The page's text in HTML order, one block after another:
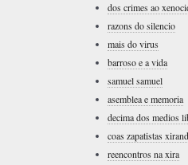
dos crimes ao
razons do silencio
mais do virus
barroso e a vida
samuel samuel
asemblea e memoria
decima dos medios
coas zapatistas
reencontros na xira